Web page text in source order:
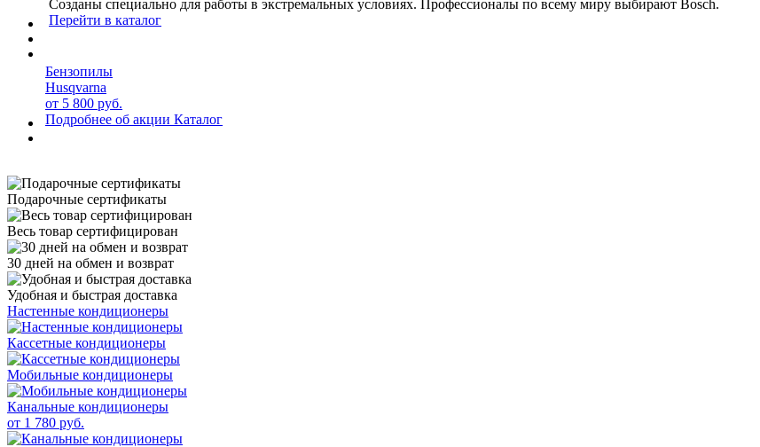
Созданы специально для работы в экстремальных условиях. Профессионалы по всему миру выбирают Bosch.
Перейти в каталог
Бензопилы
Husqvarna
от 5 800 руб.
Подробнее об акции Каталог
Подарочные сертификаты
Весь товар сертифицирован
30 дней на обмен и возврат
Удобная и быстрая доставка
Настенные кондиционеры
Кассетные кондиционеры
Мобильные кондиционеры
Канальные кондиционеры
от 1 780 руб.